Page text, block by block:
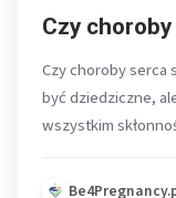
Czy
Czy choroby serca
być dziedziczne,
wszystkim